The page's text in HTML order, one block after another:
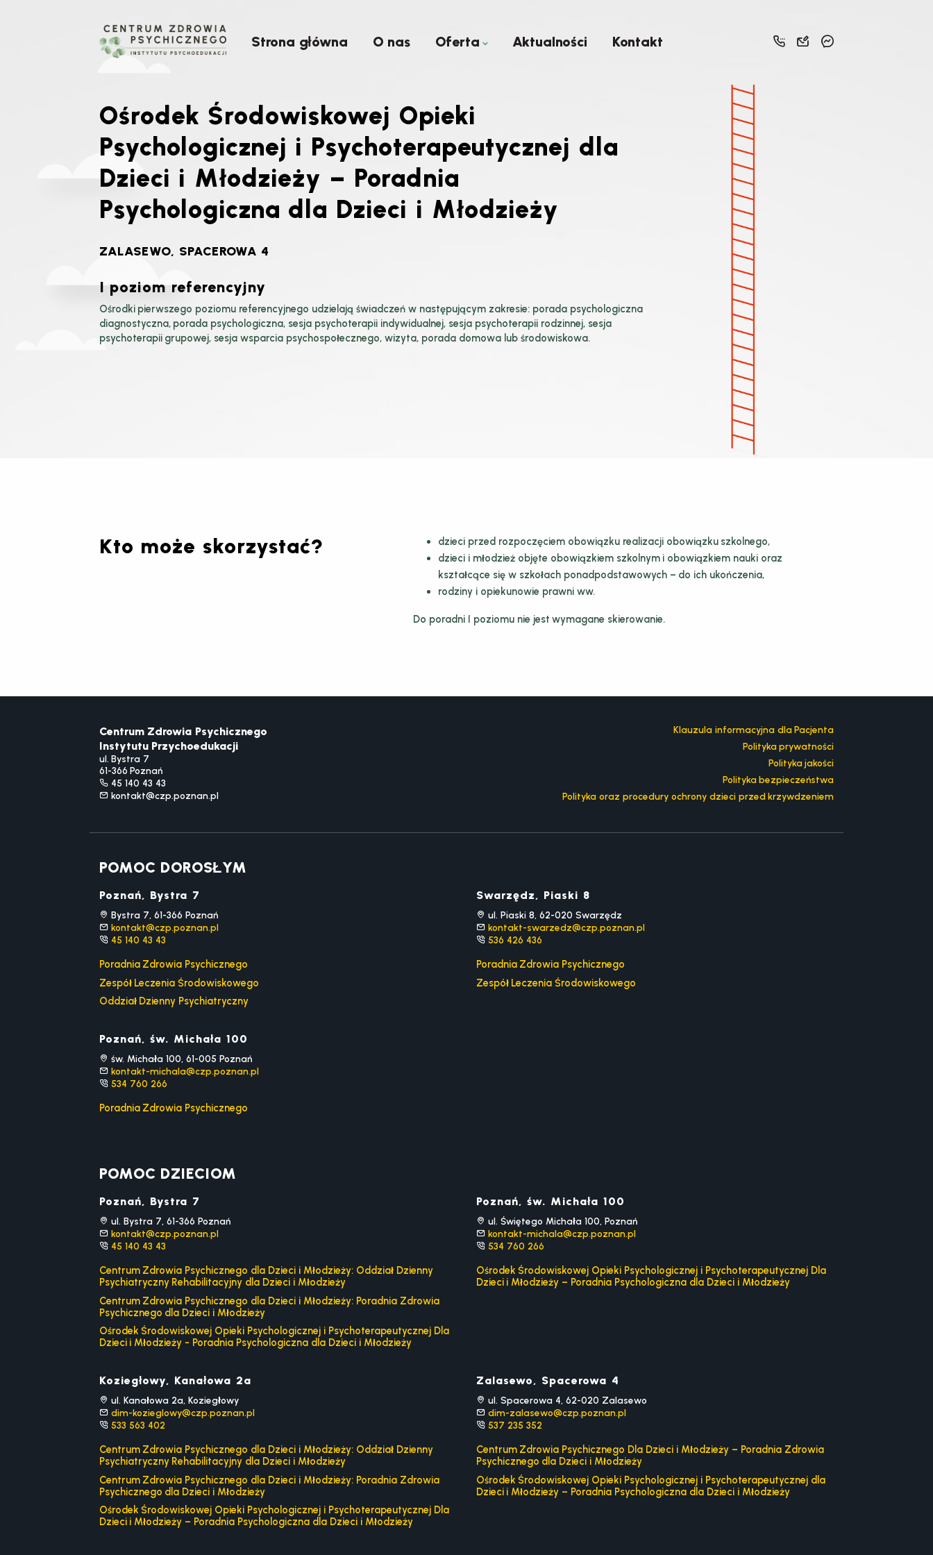
Strona główna O nas Oferta Aktualności Kontakt
Ośrodek Środowiskowej Opieki
Psychologicznej i Psychoterapeutycznej dla
Dzieci i Młodzieży – Poradnia
Psychologiczna dla Dzieci i Młodzieży
ZALASEWO, SPACEROWA 4
I poziom referencyjny
Ośrodki pierwszego poziomu referencyjnego udzielają świadczeń w następującym zakresie: porada psychologiczna
diagnostyczna, porada psychologiczna, sesja psychoterapii indywidualnej, sesja psychoterapii rodzinnej, sesja
psychoterapii grupowej, sesja wsparcia psychospołecznego, wizyta, porada domowa lub środowiskowa.
Kto może skorzystać?
dzieci przed rozpoczęciem obowiązku realizacji obowiązku szkolnego,
dzieci i młodzież objęte obowiązkiem szkolnym i obowiązkiem nauki oraz
kształcące się w szkołach ponadpodstawowych – do ich ukończenia,
rodziny i opiekunowie prawni ww.
Do poradni I poziomu nie jest wymagane skierowanie.
Centrum Zdrowia Psychicznego
Instytutu Przychoedukacji
ul. Bystra 7
61-366 Poznań
45 140 43 43
kontakt@czp.poznan.pl
Klauzula informacyjna dla Pacjenta
Polityka prywatności
Polityka jakości
Polityka bezpieczeństwa
Polityka oraz procedury ochrony dzieci przed krzywdzeniem
POMOC DOROSŁYM
Poznań, Bystra 7
Bystra 7, 61-366 Poznań
kontakt@czp.poznan.pl
45 140 43 43
Poradnia Zdrowia Psychicznego
Zespół Leczenia Środowiskowego
Oddział Dzienny Psychiatryczny
Swarzędz, Piaski 8
ul. Piaski 8, 62-020 Swarzędz
kontakt-swarzedz@czp.poznan.pl
536 426 436
Poradnia Zdrowia Psychicznego
Zespół Leczenia Środowiskowego
Poznań, św. Michała 100
św. Michała 100, 61-005 Poznań
kontakt-michala@czp.poznan.pl
534 760 266
Poradnia Zdrowia Psychicznego
POMOC DZIECIOM
Poznań, Bystra 7
ul. Bystra 7, 61-366 Poznań
kontakt@czp.poznan.pl
45 140 43 43
Centrum Zdrowia Psychicznego dla Dzieci i Młodzieży: Oddział Dzienny
Psychiatryczny Rehabilitacyjny dla Dzieci i Młodzieży
Centrum Zdrowia Psychicznego dla Dzieci i Młodzieży: Poradnia Zdrowia
Psychicznego dla Dzieci i Młodzieży
Ośrodek Środowiskowej Opieki Psychologicznej i Psychoterapeutycznej Dla
Dzieci i Młodzieży - Poradnia Psychologiczna dla Dzieci i Młodzieży
Poznań, św. Michała 100
ul. Świętego Michała 100, Poznań
kontakt-michala@czp.poznan.pl
534 760 266
Ośrodek Środowiskowej Opieki Psychologicznej i Psychoterapeutycznej Dla
Dzieci i Młodzieży – Poradnia Psychologiczna dla Dzieci i Młodzieży
Koziegłowy, Kanałowa 2a
ul. Kanałowa 2a, Koziegłowy
dim-kozieglowy@czp.poznan.pl
533 563 402
Centrum Zdrowia Psychicznego dla Dzieci i Młodzieży: Oddział Dzienny
Psychiatryczny Rehabilitacyjny dla Dzieci i Młodzieży
Centrum Zdrowia Psychicznego dla Dzieci i Młodzieży: Poradnia Zdrowia
Psychicznego dla Dzieci i Młodzieży
Ośrodek Środowiskowej Opieki Psychologicznej i Psychoterapeutycznej Dla
Dzieci i Młodzieży – Poradnia Psychologiczna dla Dzieci i Młodzieży
Zalasewo, Spacerowa 4
ul. Spacerowa 4, 62-020 Zalasewo
dim-zalasewo@czp.poznan.pl
537 235 352
Centrum Zdrowia Psychicznego Dla Dzieci i Młodzieży – Poradnia Zdrowia
Psychicznego dla Dzieci i Młodzieży
Ośrodek Środowiskowej Opieki Psychologicznej i Psychoterapeutycznej dla
Dzieci i Młodzieży – Poradnia Psychologiczna dla Dzieci i Młodzieży